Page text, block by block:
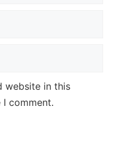
website in this
comment.